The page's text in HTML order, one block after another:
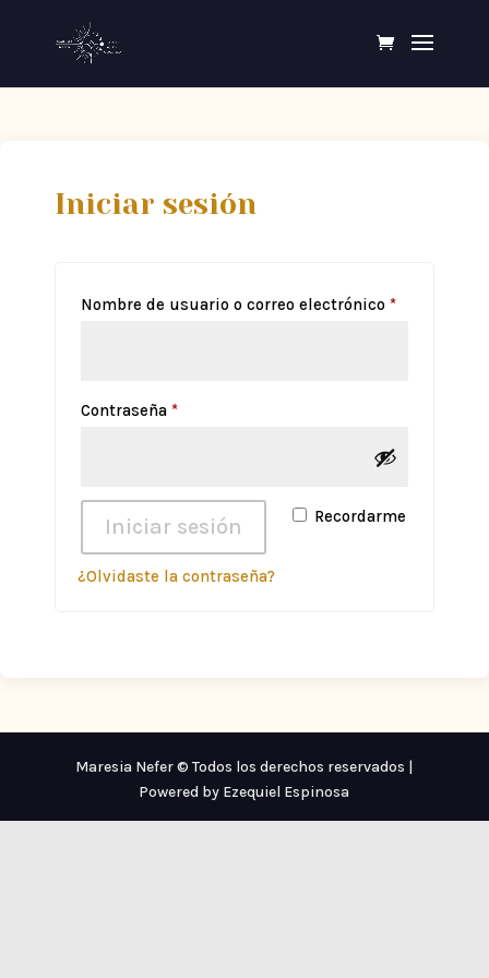
Iniciar sesión
Nombre de usuario o correo electrónico *Requerido
Contraseña *Requerido
Recordarme
Iniciar sesión
¿Olvidaste la contraseña?
Maresia Nefer © Todos los derechos reservados |
Powered by Ezequiel Espinosa